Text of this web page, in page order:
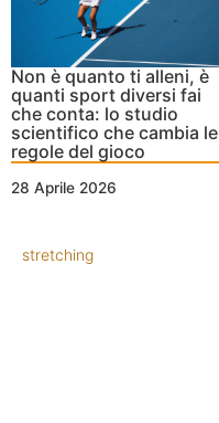
Non è quanto ti alleni, è
quanti sport diversi fai
che conta: lo studio
scientifico che cambia le
regole del gioco
28 Aprile 2026
stretching